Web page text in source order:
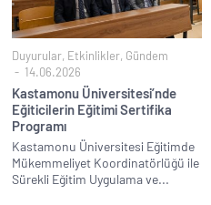
Duyurular, Etkinlikler, Gündem
14.06.2026
Kastamonu Üniversitesi’nde
Eğiticilerin Eğitimi Sertifika
Programı
Kastamonu Üniversitesi Eğitimde
Mükemmeliyet Koordinatörlüğü ile
Sürekli Eğitim Uygulama ve...